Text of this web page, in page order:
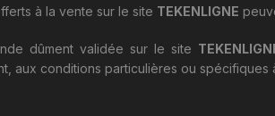
à la vente sur le site TEKENLIGNE
dûment validée sur le site
aux conditions particulières ou spécifiques